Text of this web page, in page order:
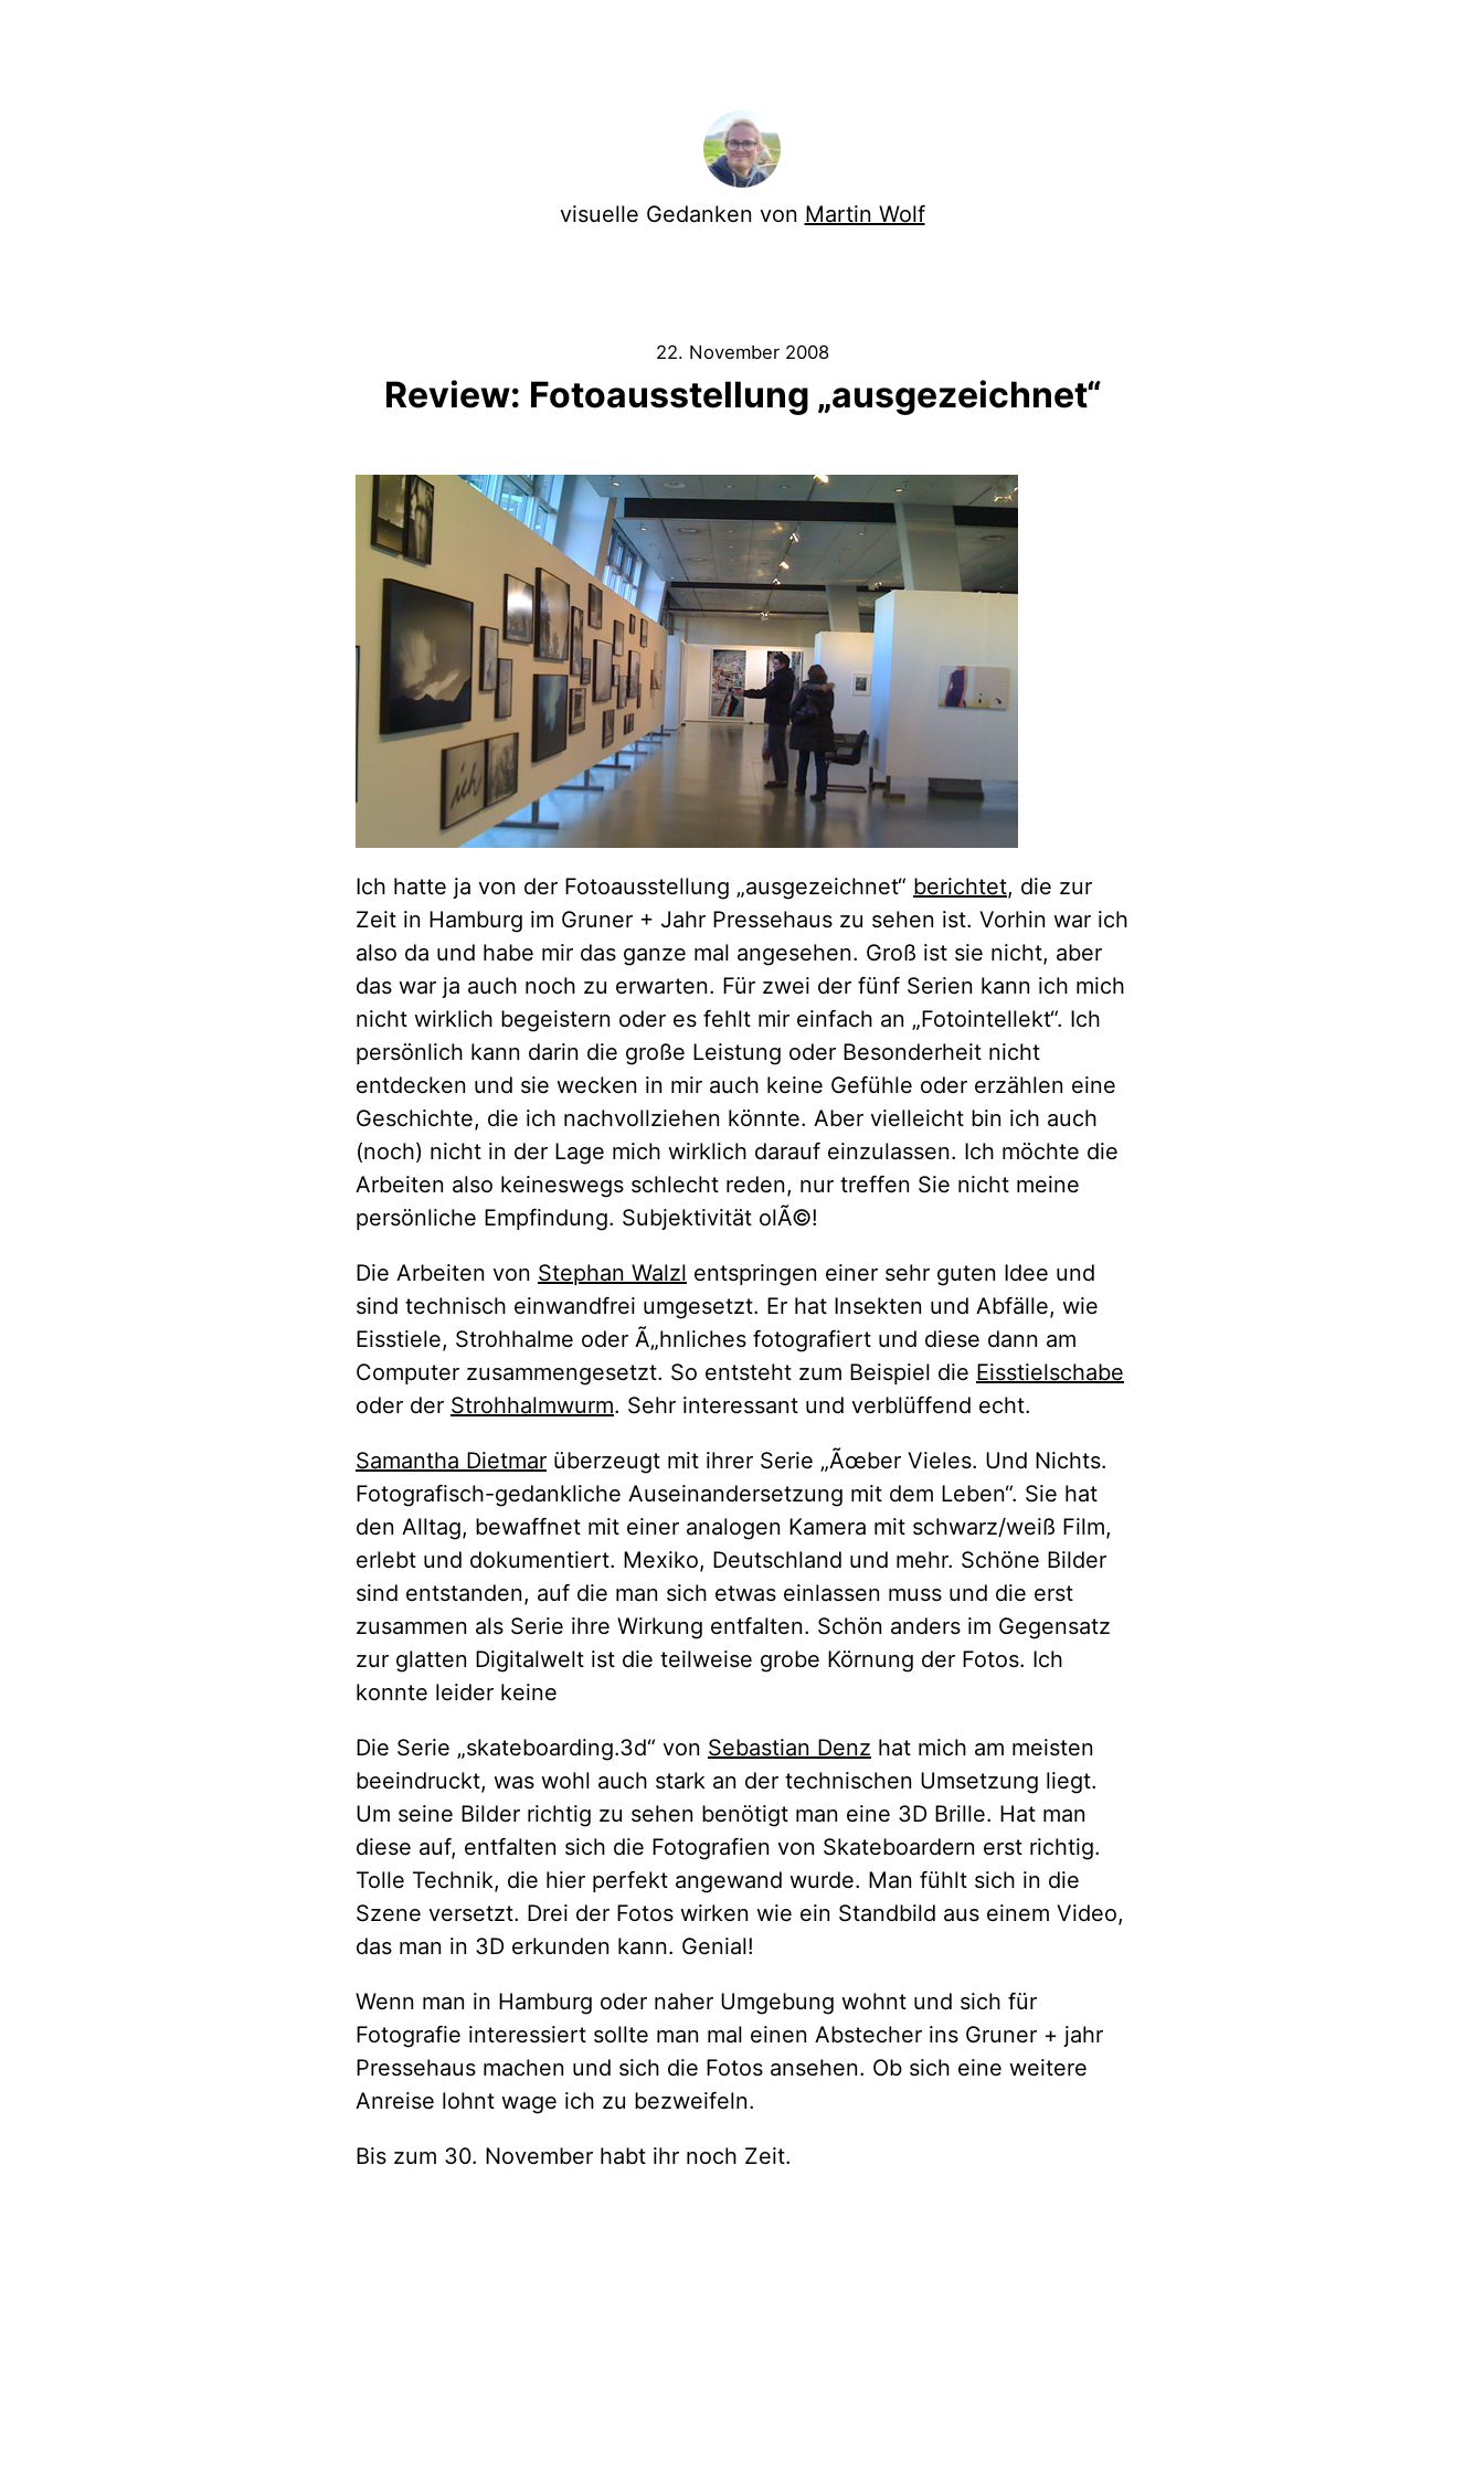
visuelle Gedanken von Martin Wolf
22. November 2008
Review: Fotoausstellung „ausgezeichnet“
Ich hatte ja von der Fotoausstellung „ausgezeichnet“ berichtet, die zur
Zeit in Hamburg im Gruner + Jahr Pressehaus zu sehen ist. Vorhin war ich
also da und habe mir das ganze mal angesehen. Groß ist sie nicht, aber
das war ja auch noch zu erwarten. Für zwei der fünf Serien kann ich mich
nicht wirklich begeistern oder es fehlt mir einfach an „Fotointellekt“. Ich
persönlich kann darin die große Leistung oder Besonderheit nicht
entdecken und sie wecken in mir auch keine Gefühle oder erzählen eine
Geschichte, die ich nachvollziehen könnte. Aber vielleicht bin ich auch
(noch) nicht in der Lage mich wirklich darauf einzulassen. Ich möchte die
Arbeiten also keineswegs schlecht reden, nur treffen Sie nicht meine
persönliche Empfindung. Subjektivität olÃ©!
Die Arbeiten von Stephan Walzl entspringen einer sehr guten Idee und
sind technisch einwandfrei umgesetzt. Er hat Insekten und Abfälle, wie
Eisstiele, Strohhalme oder Ã„hnliches fotografiert und diese dann am
Computer zusammengesetzt. So entsteht zum Beispiel die Eisstielschabe
oder der Strohhalmwurm. Sehr interessant und verblüffend echt.
Samantha Dietmar überzeugt mit ihrer Serie „Ãœber Vieles. Und Nichts.
Fotografisch-gedankliche Auseinandersetzung mit dem Leben“. Sie hat
den Alltag, bewaffnet mit einer analogen Kamera mit schwarz/weiß Film,
erlebt und dokumentiert. Mexiko, Deutschland und mehr. Schöne Bilder
sind entstanden, auf die man sich etwas einlassen muss und die erst
zusammen als Serie ihre Wirkung entfalten. Schön anders im Gegensatz
zur glatten Digitalwelt ist die teilweise grobe Körnung der Fotos. Ich
konnte leider keine
Die Serie „skateboarding.3d“ von Sebastian Denz hat mich am meisten
beeindruckt, was wohl auch stark an der technischen Umsetzung liegt.
Um seine Bilder richtig zu sehen benötigt man eine 3D Brille. Hat man
diese auf, entfalten sich die Fotografien von Skateboardern erst richtig.
Tolle Technik, die hier perfekt angewand wurde. Man fühlt sich in die
Szene versetzt. Drei der Fotos wirken wie ein Standbild aus einem Video,
das man in 3D erkunden kann. Genial!
Wenn man in Hamburg oder naher Umgebung wohnt und sich für
Fotografie interessiert sollte man mal einen Abstecher ins Gruner + jahr
Pressehaus machen und sich die Fotos ansehen. Ob sich eine weitere
Anreise lohnt wage ich zu bezweifeln.
Bis zum 30. November habt ihr noch Zeit.